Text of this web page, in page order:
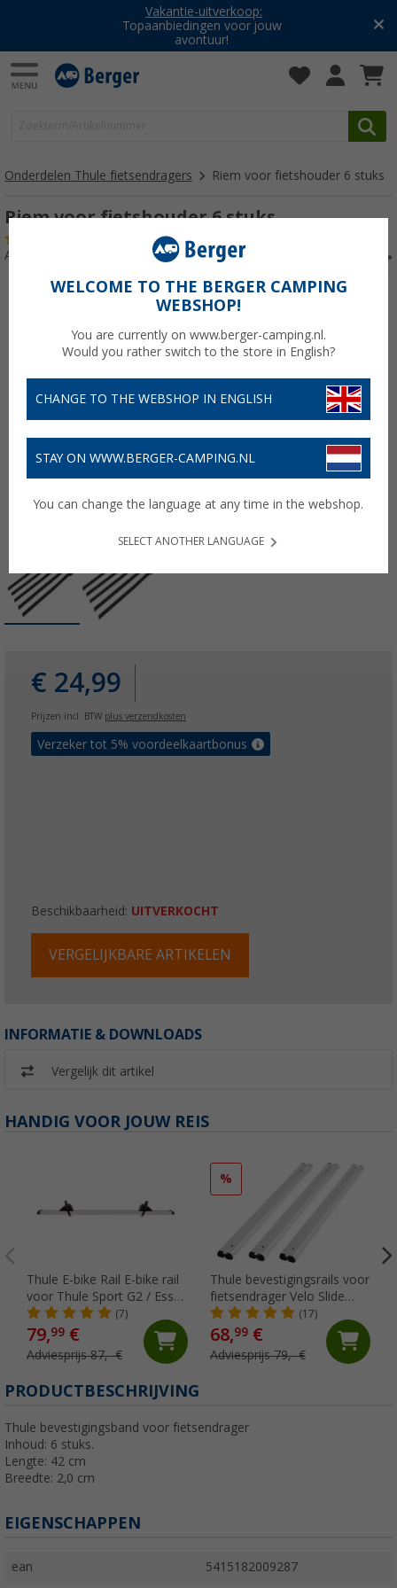
Vakantie-uitverkoop:
Topaanbiedingen voor jouw
avontuur!
Onderdelen Thule fietsendragers Riem voor fietshouder 6 stuks
Riem voor fietshouder 6 stuks
Artikelnr: 704863
€ 24,99
Prijzen incl. BTW plus verzendkosten
Verzeker tot 5% voordeelkaartbonus
Beschikbaarheid: UITVERKOCHT
VERGELIJKBARE ARTIKELEN
INFORMATIE & DOWNLOADS
Vergelijk dit artikel
HANDIG VOOR JOUW REIS
Thule E-bike Rail E-bike rail
voor Thule Sport G2 / Esse
4 CD fietsendrager
(7)
79,99 €
Adviesprijs 87,- €
%
Thule bevestigingsrails voor
fietsendrager Velo Slide
70cm
(17)
68,99€
Adviesprijs 79,- €
PRODUCTBESCHRIJVING
Thule bevestigingsband voor fietsendrager
Inhoud: 6 stuks.
Lengte: 42 cm
Breedte: 2,0 cm
EIGENSCHAPPEN
ean 5415182009287
WELCOME TO THE BERGER CAMPING
WEBSHOP!
You are currently on www.berger-camping.nl.
Would you rather switch to the store in English?
CHANGE TO THE WEBSHOP IN ENGLISH
STAY ON WWW.BERGER-CAMPING.NL
You can change the language at any time in the webshop.
SELECT ANOTHER LANGUAGE